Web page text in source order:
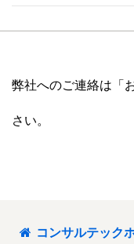
弊社へのご連絡は「
さい。
コンサルテック